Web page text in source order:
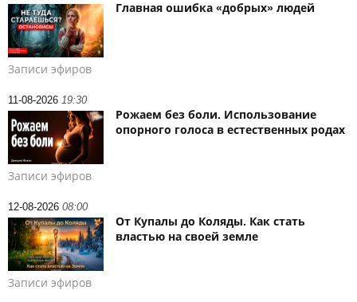
Главная ошибка «добрых» людей
Записи эфиров
11-08-2026 19:30
Рожаем без боли. Использование
опорного голоса в естественных родах
Записи эфиров
12-08-2026 08:00
От Купалы до Коляды. Как стать
властью на своей земле
Записи эфиров